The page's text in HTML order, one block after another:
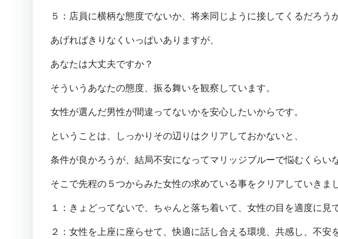
５：店員に横柄な態度でないか、将来同じように接してくるだろう
あげればきりなくいっぱいありますが、
あなたは大丈夫ですか？
そういうあなたの態度、振る舞いを観察しています。
女性が選んだ男性が間違ってないかを安心したいからです。
ということは、しっかりその辺りはクリアしておかないと、
条件が良かろうが、結局不安になってマリッジブルーで悩むくら
そこで先程の５つからみた女性の求めている事をクリアしていきまし
１：きょどってないで、ちゃんと落ち着いて、女性の目を適度に
２：女性を上座に座らせて、快適に話し合える環境、共感し、不安